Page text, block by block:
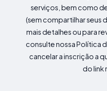
serviços, bem como
(sem compartilhar seus
mais detalhes ou para
consulte nossa Política
cancelar a inscrição a
do link